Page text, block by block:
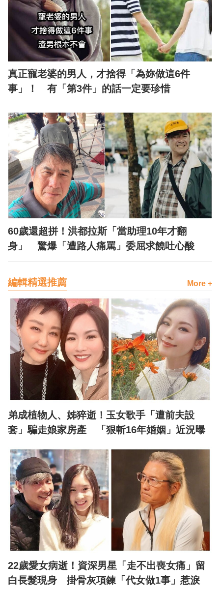
真正寵老婆的男人，才捨得「為妳做這6件
事」！ 有「第3件」的話一定要珍惜
60歲還超拼！洪都拉斯「當助理10年才翻
身」 驚爆「遭路人痛罵」委屈求饒吐心酸
編輯精選推薦 More +
弟成植物人、姊猝逝！玉女歌手「遭前夫設
套」騙走娘家房產 「狠斬16年婚姻」近況曝
22歲愛女病逝！資深男星「走不出喪女痛」留
白長髮現身 掛骨灰項鍊「代女做1事」惹淚